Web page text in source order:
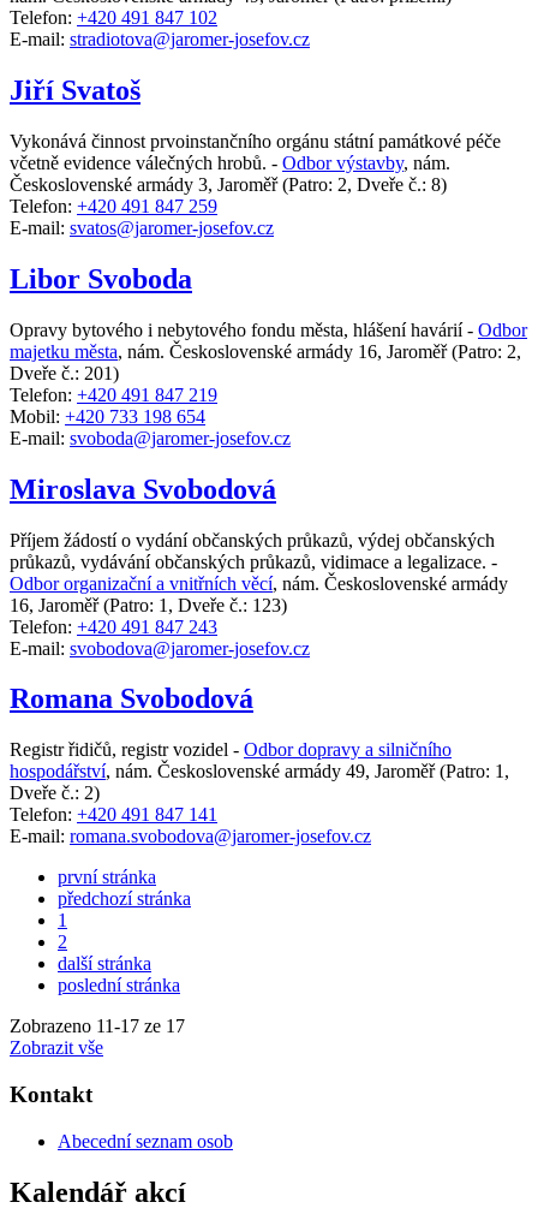
Telefon: +420 491 847 102
E-mail: stradiotova@jaromer-josefov.cz
Jiří Svatoš
Vykonává činnost prvoinstančního orgánu státní památkové péče
včetně evidence válečných hrobů. - Odbor výstavby, nám.
Československé armády 3, Jaroměř(Patro: 2, Dveře č.: 8)
Telefon: +420 491 847 259
E-mail: svatos@jaromer-josefov.cz
Libor Svoboda
Opravy bytového i nebytového fondu města, hlášení havárií - Odbor
majetku města, nám. Československé armády 16, Jaroměř(Patro: 2,
Dveře č.: 201)
Telefon: +420 491 847 219
Mobil: +420 733 198 654
E-mail: svoboda@jaromer-josefov.cz
Miroslava Svobodová
Příjem žádostí o vydání občanských průkazů, výdej občanských
průkazů, vydávání občanských průkazů, vidimace a legalizace. -
Odbor organizační a vnitřních věcí, nám. Československé armády
16, Jaroměř(Patro: 1, Dveře č.: 123)
Telefon: +420 491 847 243
E-mail: svobodova@jaromer-josefov.cz
Romana Svobodová
Registr řidičů, registr vozidel - Odbor dopravy a silničního
hospodářství, nám. Československé armády 49, Jaroměř(Patro: 1,
Dveře č.: 2)
Telefon: +420 491 847 141
E-mail: romana.svobodova@jaromer-josefov.cz
první stránka
předchozí stránka
1
2
další stránka
poslední stránka
Zobrazeno 11-17 ze 17
Zobrazit vše
Kontakt
Abecední seznam osob
Kalendář akcí